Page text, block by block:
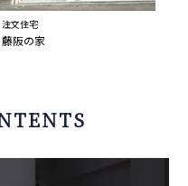
注文住宅
藤阪の家